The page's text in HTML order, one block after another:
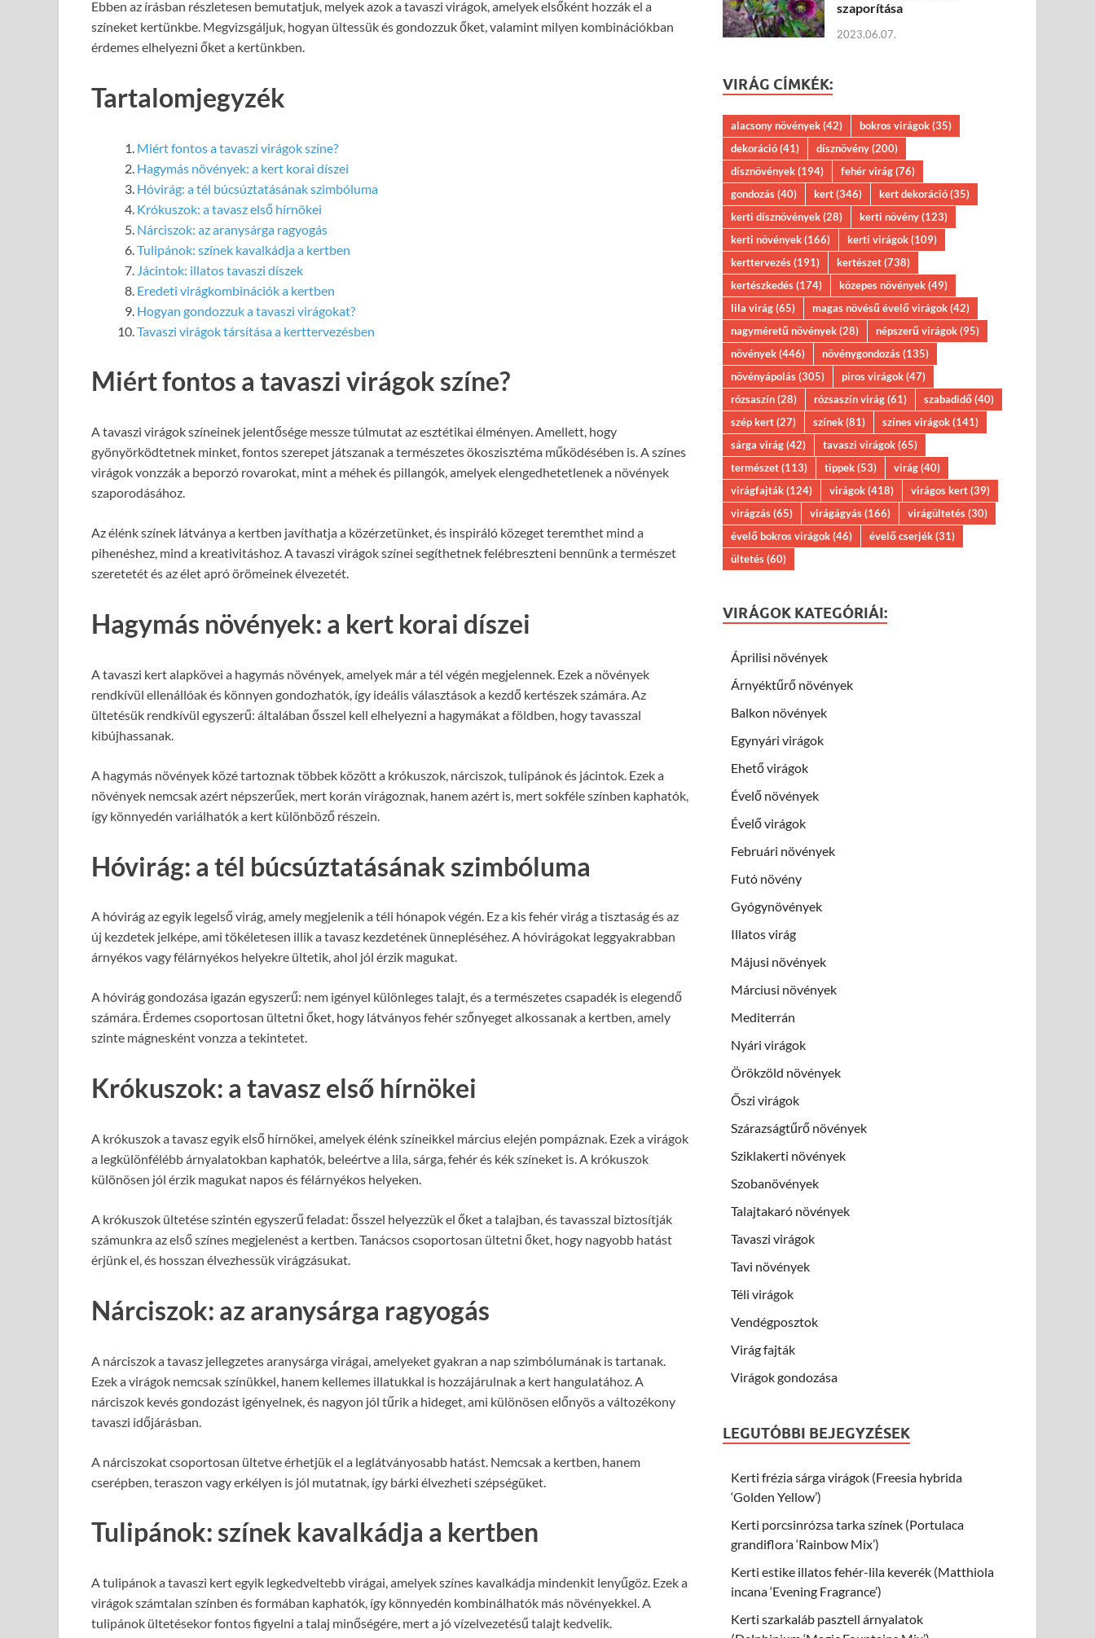
Ebben az írásban részletesen bemutatjuk, melyek azok a tavaszi virágok, amelyek elsőként hozzák el a
színeket kertünkbe. Megvizsgáljuk, hogyan ültessük és gondozzuk őket, valamint milyen kombinációkban
érdemes elhelyezni őket a kertünkben.
Tartalomjegyzék
Miért fontos a tavaszi virágok színe?
Hagymás növények: a kert korai díszei
Hóvirág: a tél búcsúztatásának szimbóluma
Krókuszok: a tavasz első hírnökei
Nárciszok: az aranysárga ragyogás
Tulipánok: színek kavalkádja a kertben
Jácintok: illatos tavaszi díszek
Eredeti virágkombinációk a kertben
Hogyan gondozzuk a tavaszi virágokat?
Tavaszi virágok társítása a kerttervezésben
Miért fontos a tavaszi virágok színe?
A tavaszi virágok színeinek jelentősége messze túlmutat az esztétikai élményen. Amellett, hogy
gyönyörködtetnek minket, fontos szerepet játszanak a természetes ökoszisztéma működésében is. A színes
virágok vonzzák a beporzó rovarokat, mint a méhek és pillangók, amelyek elengedhetetlenek a növények
szaporodásához.
Az élénk színek látványa a kertben javíthatja a közérzetünket, és inspiráló közeget teremthet mind a
pihenéshez, mind a kreativitáshoz. A tavaszi virágok színei segíthetnek felébreszteni bennünk a természet
szeretetét és az élet apró örömeinek élvezetét.
Hagymás növények: a kert korai díszei
A tavaszi kert alapkövei a hagymás növények, amelyek már a tél végén megjelennek. Ezek a növények
rendkívül ellenállóak és könnyen gondozhatók, így ideális választások a kezdő kertészek számára. Az
ültetésük rendkívül egyszerű: általában ősszel kell elhelyezni a hagymákat a földben, hogy tavasszal
kibújhassanak.
A hagymás növények közé tartoznak többek között a krókuszok, nárciszok, tulipánok és jácintok. Ezek a
növények nemcsak azért népszerűek, mert korán virágoznak, hanem azért is, mert sokféle színben kaphatók,
így könnyedén variálhatók a kert különböző részein.
Hóvirág: a tél búcsúztatásának szimbóluma
A hóvirág az egyik legelső virág, amely megjelenik a téli hónapok végén. Ez a kis fehér virág a tisztaság és az
új kezdetek jelképe, ami tökéletesen illik a tavasz kezdetének ünnepléséhez. A hóvirágokat leggyakrabban
árnyékos vagy félárnyékos helyekre ültetik, ahol jól érzik magukat.
A hóvirág gondozása igazán egyszerű: nem igényel különleges talajt, és a természetes csapadék is elegendő
számára. Érdemes csoportosan ültetni őket, hogy látványos fehér szőnyeget alkossanak a kertben, amely
szinte mágnesként vonzza a tekintetet.
Krókuszok: a tavasz első hírnökei
A krókuszok a tavasz egyik első hírnökei, amelyek élénk színeikkel március elején pompáznak. Ezek a virágok
a legkülönfélébb árnyalatokban kaphatók, beleértve a lila, sárga, fehér és kék színeket is. A krókuszok
különösen jól érzik magukat napos és félárnyékos helyeken.
A krókuszok ültetése szintén egyszerű feladat: ősszel helyezzük el őket a talajban, és tavasszal biztosítják
számunkra az első színes megjelenést a kertben. Tanácsos csoportosan ültetni őket, hogy nagyobb hatást
érjünk el, és hosszan élvezhessük virágzásukat.
Nárciszok: az aranysárga ragyogás
A nárciszok a tavasz jellegzetes aranysárga virágai, amelyeket gyakran a nap szimbólumának is tartanak.
Ezek a virágok nemcsak színükkel, hanem kellemes illatukkal is hozzájárulnak a kert hangulatához. A
nárciszok kevés gondozást igényelnek, és nagyon jól tűrik a hideget, ami különösen előnyös a változékony
tavaszi időjárásban.
A nárciszokat csoportosan ültetve érhetjük el a leglátványosabb hatást. Nemcsak a kertben, hanem
cserépben, teraszon vagy erkélyen is jól mutatnak, így bárki élvezheti szépségüket.
Tulipánok: színek kavalkádja a kertben
A tulipánok a tavaszi kert egyik legkedveltebb virágai, amelyek színes kavalkádja mindenkit lenyűgöz. Ezek a
virágok számtalan színben és formában kaphatók, így könnyedén kombinálhatók más növényekkel. A
tulipánok ültetésekor fontos figyelni a talaj minőségére, mert a jó vízelvezetésű talajt kedvelik.
szaporítása
2023.06.07.
VIRÁG CÍMKÉK:
alacsony növények(42) bokros virágok(35)
dekoráció(41) dísznövény(200)
dísznövények(194) fehér virág(76)
gondozás(40) kert(346) kert dekoráció(35)
kerti dísznövények(28) kerti növény(123)
kerti növények(166) kerti virágok(109)
kerttervezés(191) kertészet(738)
kertészkedés(174) közepes növények(49)
lila virág(65) magas növésű évelő virágok(42)
nagyméretű növények(28) népszerű virágok(95)
növények(446) növénygondozás(135)
növényápolás(305) piros virágok(47)
rózsaszín(28) rózsaszín virág(61) szabadidő(40)
szép kert(27) színek(81) színes virágok(141)
sárga virág(42) tavaszi virágok(65)
természet(113) tippek(53) virág(40)
virágfajták(124) virágok(418) virágos kert(39)
virágzás(65) virágágyás(166) virágültetés(30)
évelő bokros virágok(46) évelő cserjék(31)
ültetés(60)
VIRÁGOK KATEGÓRIÁI:
Áprilisi növények
Árnyéktűrő növények
Balkon növények
Egynyári virágok
Ehető virágok
Évelő növények
Évelő virágok
Februári növények
Futó növény
Gyógynövények
Illatos virág
Májusi növények
Márciusi növények
Mediterrán
Nyári virágok
Örökzöld növények
Őszi virágok
Szárazságtűrő növények
Sziklakerti növények
Szobanövények
Talajtakaró növények
Tavaszi virágok
Tavi növények
Téli virágok
Vendégposztok
Virág fajták
Virágok gondozása
LEGUTÓBBI BEJEGYZÉSEK
Kerti frézia sárga virágok (Freesia hybrida
‘Golden Yellow’)
Kerti porcsinrózsa tarka színek (Portulaca
grandiflora ‘Rainbow Mix’)
Kerti estike illatos fehér-lila keverék (Matthiola
incana ‘Evening Fragrance’)
Kerti szarkaláb pasztell árnyalatok